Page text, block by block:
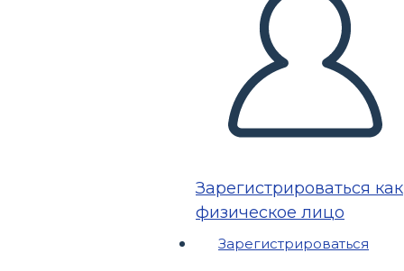
Зарегистрироваться как
физическое лицо
Зарегистрироваться